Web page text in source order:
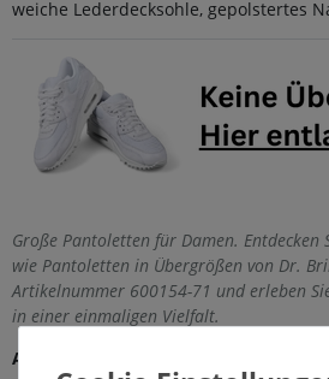
weiche Lederdecksohle, gepolstertes
Große Pantoletten für Damen. Entdecken
wie Pantoletten in Übergrößen von Dr.
Artikelnummer 600154-71 und erleben
in einer einmaligen Vielfalt.
Außenmaterial